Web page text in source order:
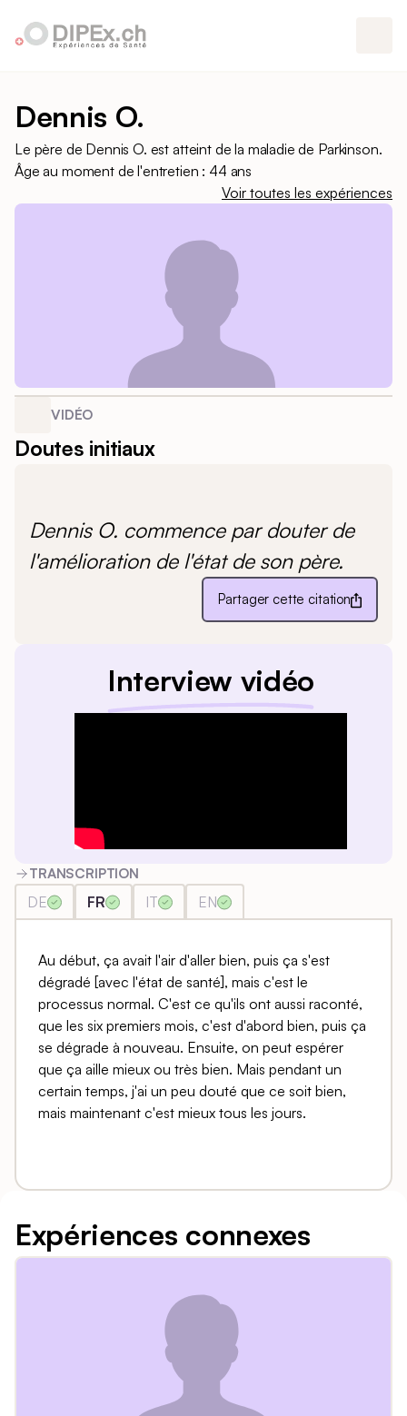
Dennis O.
Le père de Dennis O. est atteint de la maladie de Parkinson.
Âge au moment de l'entretien : 44 ans
Voir toutes les expériences
VIDÉO
Doutes initiaux
Dennis O. commence par douter de
l'amélioration de l'état de son père.
Partager cette citation
Interview vidéo
TRANSCRIPTION
DE FR IT EN
Au début, ça avait l'air d'aller bien, puis ça s'est
dégradé [avec l'état de santé], mais c'est le
processus normal. C'est ce qu'ils ont aussi raconté,
que les six premiers mois, c'est d'abord bien, puis ça
se dégrade à nouveau. Ensuite, on peut espérer
que ça aille mieux ou très bien. Mais pendant un
certain temps, j'ai un peu douté que ce soit bien,
mais maintenant c'est mieux tous les jours.
Expériences connexes